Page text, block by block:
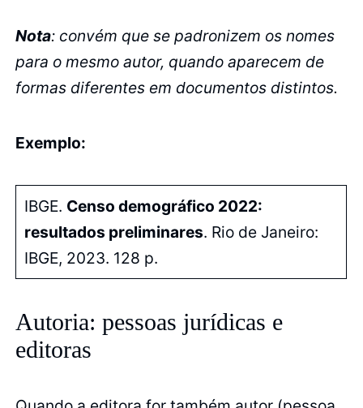
Nota: convém que se padronizem os nomes
para o mesmo autor, quando aparecem de
formas diferentes em documentos distintos.
Exemplo:
IBGE. Censo demográfico 2022:
resultados preliminares. Rio de Janeiro:
IBGE, 2023. 128 p.
Autoria: pessoas jurídicas e
editoras